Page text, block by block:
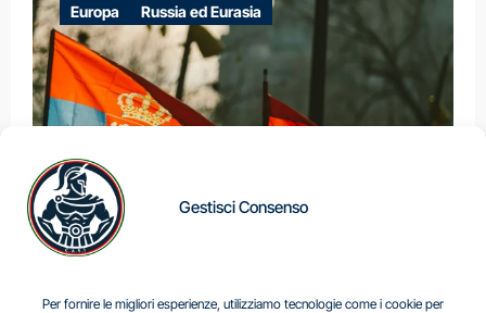
Gestisci Consenso
Per fornire le migliori esperienze, utilizziamo tecnologie come i cookie per
Europa Russia ed Eurasia